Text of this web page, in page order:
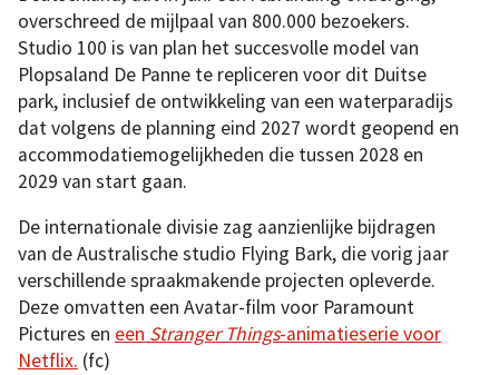
overschreed de mijlpaal van 800.000 bezoekers.
Studio 100 is van plan het succesvolle model van
Plopsaland De Panne te repliceren voor dit Duitse
park, inclusief de ontwikkeling van een waterparadijs
dat volgens de planning eind 2027 wordt geopend en
accommodatiemogelijkheden die tussen 2028 en
2029 van start gaan.
De internationale divisie zag aanzienlijke bijdragen
van de Australische studio Flying Bark, die vorig jaar
verschillende spraakmakende projecten opleverde.
Deze omvatten een Avatar-film voor Paramount
Pictures en een Stranger Things-animatieserie voor
Netflix. (fc)